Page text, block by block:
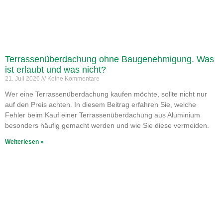
Terrassenüberdachung ohne Baugenehmigung. Was
ist erlaubt und was nicht?
21. Juli 2026 Keine Kommentare
Wer eine Terrassenüberdachung kaufen möchte, sollte nicht nur
auf den Preis achten. In diesem Beitrag erfahren Sie, welche
Fehler beim Kauf einer Terrassenüberdachung aus Aluminium
besonders häufig gemacht werden und wie Sie diese vermeiden.
Weiterlesen »